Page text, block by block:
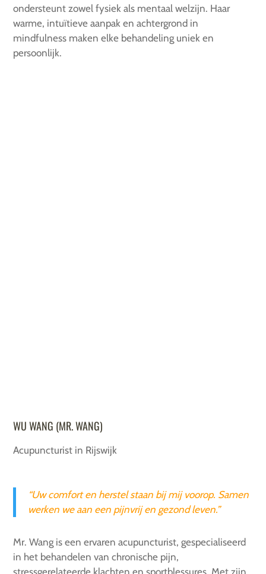
ondersteunt zowel fysiek als mentaal welzijn. Haar
warme, intuïtieve aanpak en achtergrond in
mindfulness maken elke behandeling uniek en
persoonlijk.
WU WANG (MR. WANG)
Acupuncturist in Rijswijk
“Uw comfort en herstel staan bij mij voorop. Samen
werken we aan een pijnvrij en gezond leven.”
Mr. Wang is een ervaren acupuncturist, gespecialiseerd
in het behandelen van chronische pijn,